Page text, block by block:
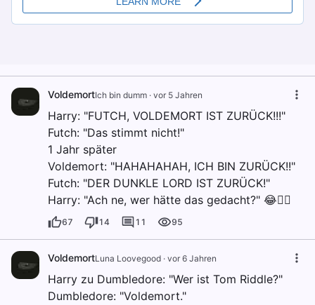
VoldemortIch bin dumm · vor 5 Jahren
Harry: "FUTCH, VOLDEMORT IST ZURÜCK!!!"
Futch: "Das stimmt nicht!"
1 Jahr später
Voldemort: "HAHAHAHAH, ICH BIN ZURÜCK!!"
Futch: "DER DUNKLE LORD IST ZURÜCK!"
Harry: "Ach ne, wer hätte das gedacht?" 😂👍🏻
67 14 11 95
VoldemortLuna Loovegood · vor 6 Jahren
Harry zu Dumbledore: "Wer ist Tom Riddle?"
Dumbledore: "Voldemort."